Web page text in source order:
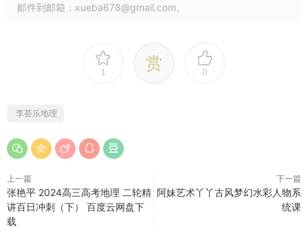
邮件到邮箱：xueba678@gmail.com。
1 赏 0
李荟乐地理
上一篇
张艳平 2024高三高考地理 二轮精
讲百日冲刺（下） 百度云网盘下
载
下一篇
阿妹艺术丫丫古风梦幻水彩人物系
统课